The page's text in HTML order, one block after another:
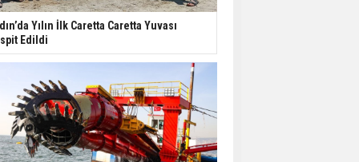
Yılın İlk Caretta Caretta Yuvası
Edildi